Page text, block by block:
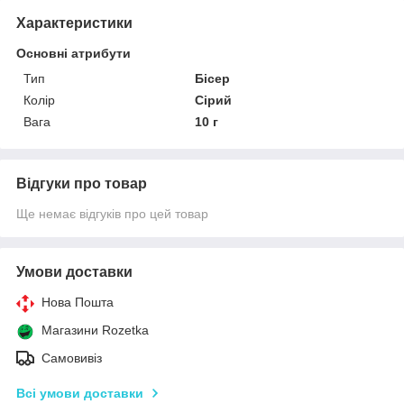
Характеристики
Основні атрибути
Тип
Бісер
Колір
Сірий
Вага
10 г
Відгуки про товар
Ще немає відгуків про цей товар
Умови доставки
Нова Пошта
Магазини Rozetka
Самовивіз
Всі умови доставки